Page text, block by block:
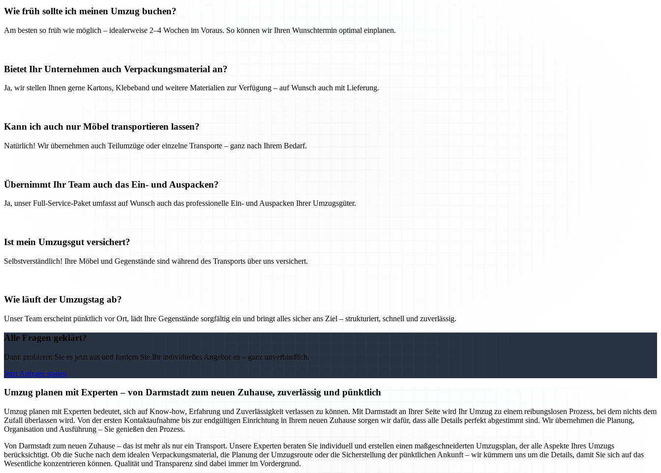
Wie früh sollte ich meinen Umzug buchen?
Am besten so früh wie möglich – idealerweise 2–4 Wochen im Voraus. So können wir Ihren Wunschtermin optimal einplanen.
Bietet Ihr Unternehmen auch Verpackungsmaterial an?
Ja, wir stellen Ihnen gerne Kartons, Klebeband und weitere Materialien zur Verfügung – auf Wunsch auch mit Lieferung.
Kann ich auch nur Möbel transportieren lassen?
Natürlich! Wir übernehmen auch Teilumzüge oder einzelne Transporte – ganz nach Ihrem Bedarf.
Übernimmt Ihr Team auch das Ein- und Auspacken?
Ja, unser Full-Service-Paket umfasst auf Wunsch auch das professionelle Ein- und Auspacken Ihrer Umzugsgüter.
Ist mein Umzugsgut versichert?
Selbstverständlich! Ihre Möbel und Gegenstände sind während des Transports über uns versichert.
Wie läuft der Umzugstag ab?
Unser Team erscheint pünktlich vor Ort, lädt Ihre Gegenstände sorgfältig ein und bringt alles sicher ans Ziel – strukturiert, schnell und zuverlässig.
Alle Fragen geklärt?
Dann probieren Sie es jetzt aus und fordern Sie Ihr individuelles Angebot an – ganz unverbindlich.
Jetzt Anfrage starten
Umzug planen mit Experten – von Darmstadt zum neuen Zuhause, zuverlässig und pünktlich
Umzug planen mit Experten bedeutet, sich auf Know-how, Erfahrung und Zuverlässigkeit verlassen zu können. Mit Darmstadt an Ihrer Seite wird Ihr Umzug zu einem reibungslosen Prozess, bei dem nichts dem
Zufall überlassen wird. Von der ersten Kontaktaufnahme bis zur endgültigen Einrichtung in Ihrem neuen Zuhause sorgen wir dafür, dass alle Details perfekt abgestimmt sind. Wir übernehmen die Planung,
Organisation und Ausführung – Sie genießen den Prozess.
Von Darmstadt zum neuen Zuhause – das ist mehr als nur ein Transport. Unsere Experten beraten Sie individuell und erstellen einen maßgeschneiderten Umzugsplan, der alle Aspekte Ihres Umzugs
berücksichtigt. Ob die Suche nach dem idealen Verpackungsmaterial, die Planung der Umzugsroute oder die Sicherstellung der pünktlichen Ankunft – wir kümmern uns um die Details, damit Sie sich auf das
Wesentliche konzentrieren können. Qualität und Transparenz sind dabei immer im Vordergrund.